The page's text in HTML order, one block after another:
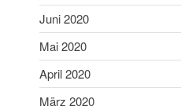
Juni 2020
Mai 2020
April 2020
März 2020